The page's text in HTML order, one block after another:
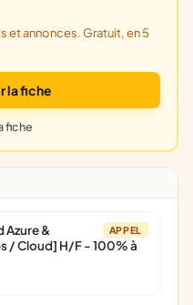
la fiche
fiche
APPEL
Azure &
/ Cloud] H/F - 100% à